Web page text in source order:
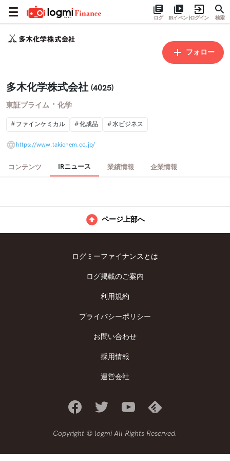
ログ IRイベントログイン 検索
フォロー
多木化学株式会社 (4025)
東証プライム ・ 化学
ファインケミカル 化成品 水ビジネス
https://www.takichem.co.jp/
コンテンツ IRニュース 業績情報 企業情報
ページ上部へ
ログミーファイナンスとは
ログ掲載のご案内
利用規約
プライバシーポリシー
お問い合わせ
採用情報
運営会社
Copyright © logmi All Rights Reserved.